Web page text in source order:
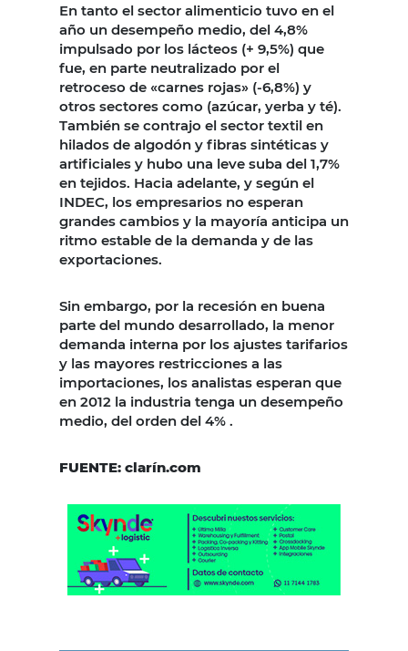
En tanto el sector alimenticio tuvo en el
año un desempeño medio, del 4,8%
impulsado por los lácteos (+ 9,5%) que
fue, en parte neutralizado por el
retroceso de «carnes rojas» (-6,8%) y
otros sectores como (azúcar, yerba y té).
También se contrajo el sector textil en
hilados de algodón y fibras sintéticas y
artificiales y hubo una leve suba del 1,7%
en tejidos. Hacia adelante, y según el
INDEC, los empresarios no esperan
grandes cambios y la mayoría anticipa un
ritmo estable de la demanda y de las
exportaciones.
Sin embargo, por la recesión en buena
parte del mundo desarrollado, la menor
demanda interna por los ajustes tarifarios
y las mayores restricciones a las
importaciones, los analistas esperan que
en 2012 la industria tenga un desempeño
medio, del orden del 4% .
FUENTE: clarín.com